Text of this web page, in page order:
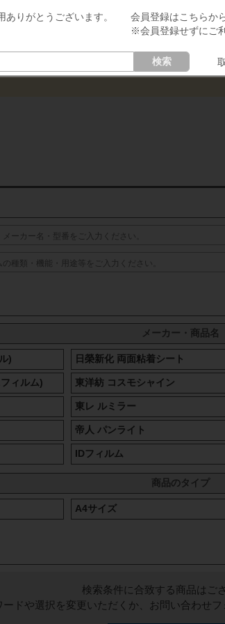
会員登録はこちらか
※会員登録せずにご
検索
メーカー・商品名
) 日榮新化 両面粘着シート
ィルム) 東洋紡 コスモシャイン
東レ ルミラー
帝人 パンライト
IDフィルム
商品のタイプ
A4サイズ
検索条件に合致する商品はご
ードや選択を変更いただくか、お問い合わせ